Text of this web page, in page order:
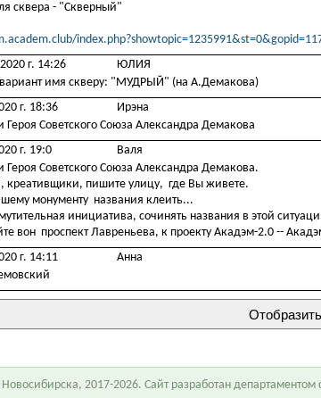
сквера - "Скверный"
г. 14:26
ЮЛИЯ
имя скверу: "МУДРЫЙ" (на А.Демакова)
г. 18:36
Ирэна
Героя Советского Союза Александра Демакова
г. 19:0
Валя
Героя Советского Союза Александра Демакова.
креативщики, пишите улицу, где Вы живете.
монументу названия клеить...
инициатива, сочинять названия в этой
вон проспект Лавреньева, к проекту Акадэм-2.0 --
г. 14:11
Анна
2017-2026. Сайт разработан